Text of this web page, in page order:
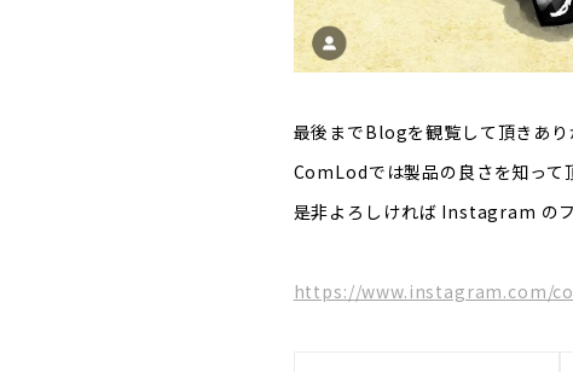
最後までBlogを観覧して頂きあ
ComLodでは製品の良さを知って
是非よろしければ Instagram の
https://www.instagram.com/